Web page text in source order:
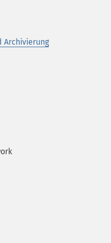
Archivierung